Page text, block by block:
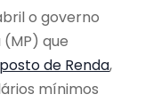
o governo
que
de Renda,
mínimos